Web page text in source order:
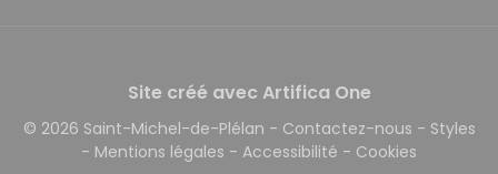
Site créé avec Artifica One
© 2026 Saint-Michel-de-Plélan - Contactez-nous - Styles
- Mentions légales - Accessibilité - Cookies